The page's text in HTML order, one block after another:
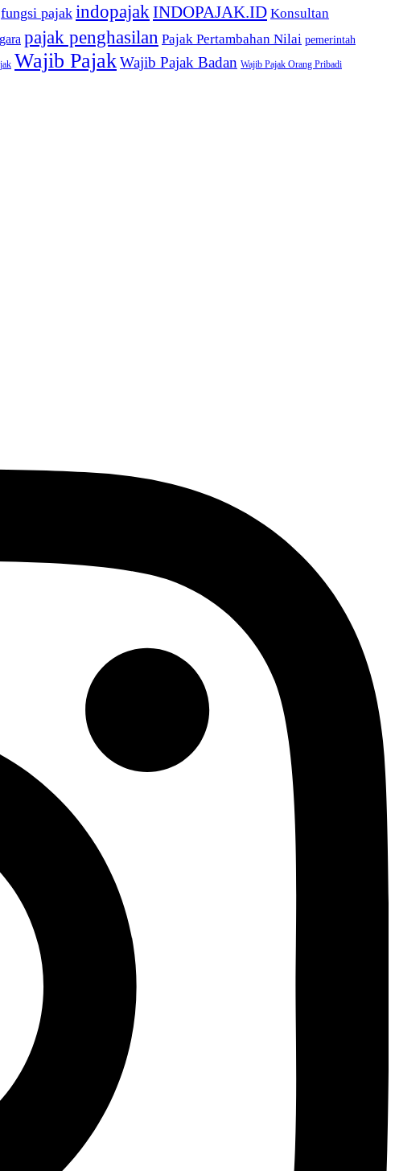
fungsi pajak indopajak INDOPAJAK.ID Konsultan
pajak penghasilan Pajak Pertambahan Nilai pemerintah
Wajib PajakWajib Pajak Badan Wajib Pajak Orang Pribadi